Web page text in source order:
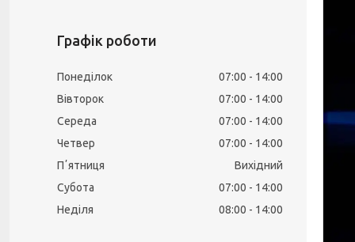
Графік роботи
Понеділок 07:00
14:00
Вівторок
07:00
14:00
Середа
07:00
14:00
Четвер
07:00
14:00
Пʼятниця
Вихідний
Субота
07:00
14:00
Неділя
08:00 14:00